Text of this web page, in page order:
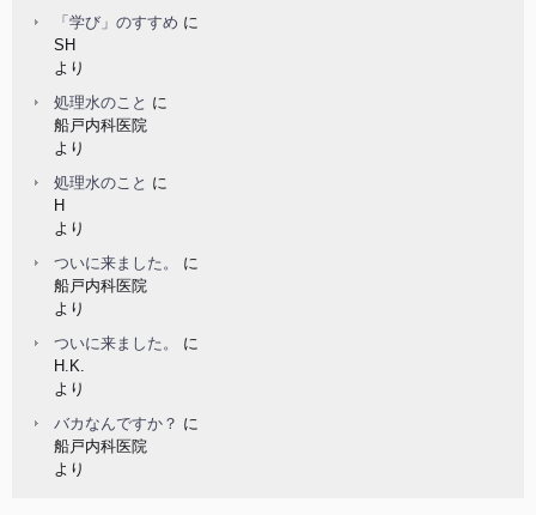
「学び」のすすめ に
SH
より
処理水のこと に
船戸内科医院
より
処理水のこと に
H
より
ついに来ました。
に
船戸内科医院
より
ついに来ました。
に
H.K.
より
バカなんですか？ に
船戸内科医院
より